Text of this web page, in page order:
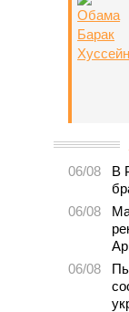
06/08
В
06/08
06/08